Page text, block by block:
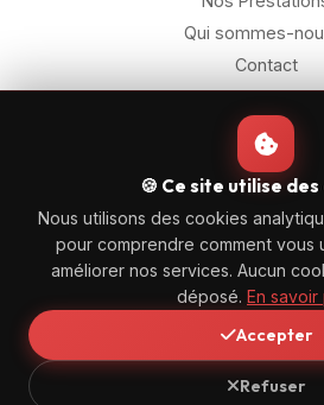
Qui sommes-
Contact
CONTACT
+33 2 45 26 02
© 2026 Alt Contrôle 28 –
Mentions Légales|Politique de
🍪 Ce site utilise
Nous utilisons des cookies
pour comprendre comment vous
améliorer nos services. Aucun
déposé. En savoir
Accepter
Refuser